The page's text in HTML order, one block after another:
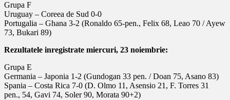
Grupa F
Uruguay – Coreea de Sud 0-0
Portugalia – Ghana 3-2 (Ronaldo 65-pen., Felix 68, Leao 70 / Ayew
73, Bukari 89)
Rezultatele inregistrate miercuri, 23 noiembrie:
Grupa E
Germania – Japonia 1-2 (Gundogan 33 pen. / Doan 75, Asano 83)
Spania – Costa Rica 7-0 (D. Olmo 11, Asensio 21, F. Torres 31
pen., 54, Gavi 74, Soler 90, Morata 90+2)